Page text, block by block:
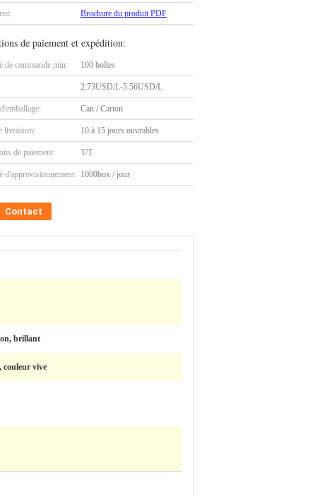
Brochure du produit PDF
de paiement et expédition:
de commande min: 100 boîtes
2.73USD/L-5.56USD/L
Can / Carton
livraison: 10 à 15 jours ouvrables
de paiement: T/T
d'approvisionnement: 1000box / jour
Contact
brillant
couleur vive